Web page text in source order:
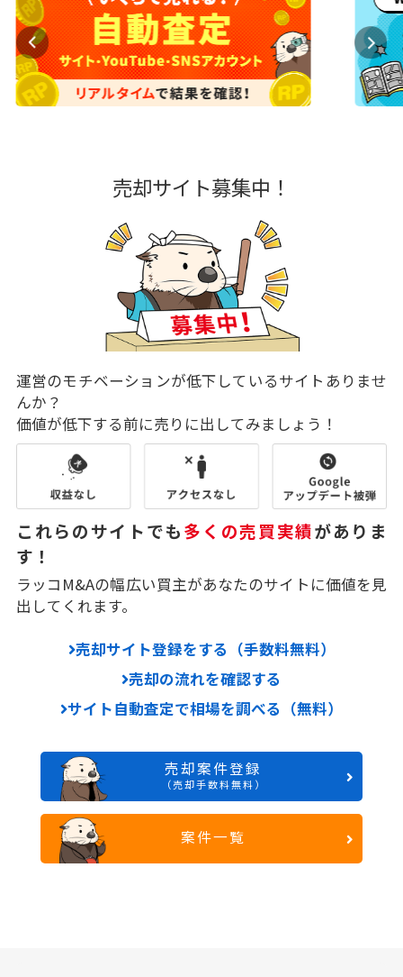
売却サイト募集中！
運営のモチベーションが低下しているサイトありませ
んか？
価値が低下する前に売りに出してみましょう！
これらのサイトでも多くの売買実績がありま
す！
ラッコM&Aの幅広い買主があなたのサイトに価値を見
出してくれます。
売却サイト登録をする（手数料無料）
売却の流れを確認する
サイト自動査定で相場を調べる（無料）
売却案件登録
（売却手数料無料）
案件一覧